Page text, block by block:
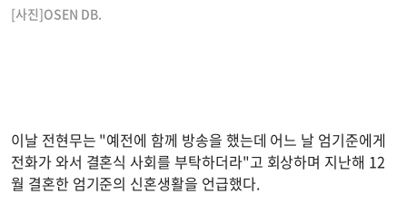
[사진]OSEN DB.
이날 전현무는 "예전에 함께 방송을 했는데 어느 날 엄기준에게
전화가 와서 결혼식 사회를 부탁하더라"고 회상하며 지난해 12
월 결혼한 엄기준의 신혼생활을 언급했다.